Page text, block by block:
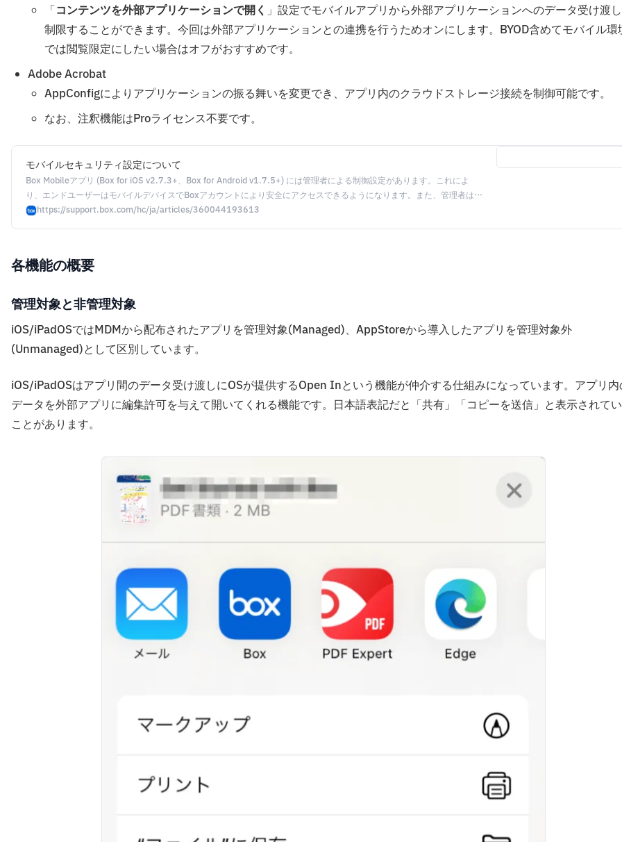
「コンテンツを外部アプリケーションで開く 」設定でモバイルアプリから外部アプリケーションへのデータ受け渡
制限することができます。今回は外部アプリケーションとの連携を行うためオンにします。BYOD含めてモバイル環
では閲覧限定にしたい場合はオフがおすすめです。
Adobe Acrobat
AppConfigによりアプリケーションの振る舞いを変更でき、アプリ内のクラウドストレージ接続を制御可能です。
なお、注釈機能はProライセンス不要です。
モバイルセキュリティ設定について
Box Mobileアプリ (Box for iOS v2.7.3+、Box for Android v1.7.5+) には管理者による制御設定があります。これによ
り、エンドユーザーはモバイルデバイスでBoxアカウントにより安全にアクセスできるようになります。また、管理者は従
業員が会社データにアクセスする方法を制御できるようになります。 これらの設定により、管理コンソールを介した管理
https://support.box.com/hc/ja/articles/360044193613
各機能の概要
管理対象と非管理対象
iOS/iPadOSではMDMから配布されたアプリを管理対象(Managed)、AppStoreから導入したアプリを管理対象外
(Unmanaged)として区別しています。
iOS/iPadOSはアプリ間のデータ受け渡しにOSが提供するOpen Inという機能が仲介する仕組みになっています。アプリ
データを外部アプリに編集許可を与えて開いてくれる機能です。日本語表記だと「共有」「コピーを送信」と表示されて
ことがあります。